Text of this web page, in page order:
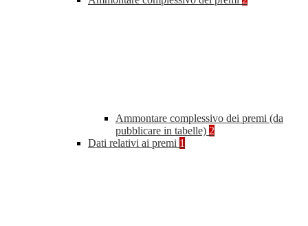
Ammontare complessivo dei premi (da
pubblicare in tabelle) 2
Dati relativi ai premi 1